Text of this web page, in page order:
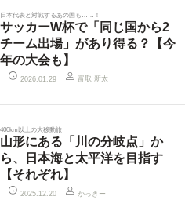
日本代表と対戦するあの国も……！
サッカーW杯で「同じ国から2
チーム出場」があり得る？【今
年の大会も】
2026.01.29 富取 新太
400km以上の大移動旅
山形にある「川の分岐点」か
ら、日本海と太平洋を目指す
【それぞれ】
2025.12.20 かっきー